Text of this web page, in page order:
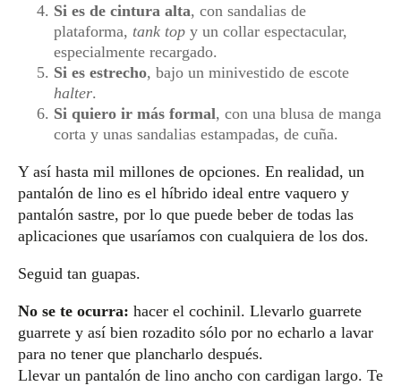
Si es de cintura alta, con sandalias de
plataforma, tank top y un collar espectacular,
especialmente recargado.
Si es estrecho, bajo un minivestido de escote
halter.
Si quiero ir más formal, con una blusa de manga
corta y unas sandalias estampadas, de cuña.
Y así hasta mil millones de opciones. En realidad, un
pantalón de lino es el híbrido ideal entre vaquero y
pantalón sastre, por lo que puede beber de todas las
aplicaciones que usaríamos con cualquiera de los dos.
Seguid tan guapas.
No se te ocurra: hacer el cochinil. Llevarlo guarrete
guarrete y así bien rozadito sólo por no echarlo a lavar
para no tener que plancharlo después.
Llevar un pantalón de lino ancho con cardigan largo. Te